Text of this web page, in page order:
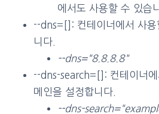
에서도 사용할 수 있습
--dns=[]: 컨테이너에서 사용
니다.
--dns="8.8.8.8"
--dns-search=[]: 컨테이너에
메인을 설정합니다.
--dns-